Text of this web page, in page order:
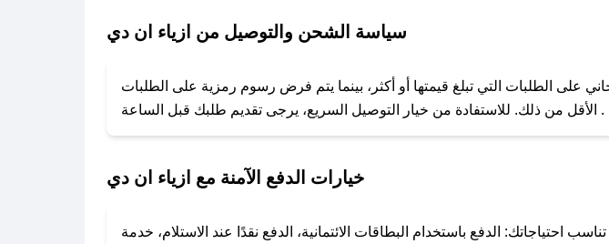
على تويتر أو البريد الإلكتروني، وسنقوم بحل المشكلة في أسرع وقت ممكن.
### ماذا أفعل إذا لم أجد كود خصم لمتجري المفضل؟
للحصول على كوبونات وخصومات حصرية، قم بما يلي:
سياسة الشحن والتوصيل من ازياء ان دي
الطلبات التي تبلغ قيمتها أو أكثر، بينما يتم فرض رسوم رمزية على الطلبات
الأقل من ذلك. للاستفادة من خيار التوصيل السريع، يرجى تقديم طلبك قبل الساعة .
خيارات الدفع الآمنة مع ازياء ان دي
احتياجاتك: الدفع باستخدام البطاقات الائتمانية، الدفع نقدًا عند الاستلام، خدمة